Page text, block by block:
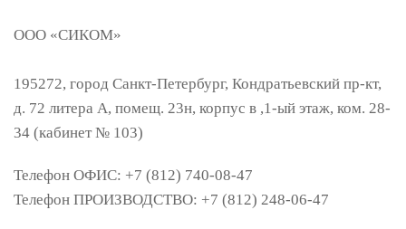
ООО «СИКОМ»
195272, город Санкт-Петербург, Кондратьевский пр-кт,
д. 72 литера А, помещ. 23н, корпус в ,1-ый этаж, ком. 28-
34 (кабинет № 103)
Телефон ОФИС: +7 (812) 740-08-47
Телефон ПРОИЗВОДСТВО: +7 (812) 248-06-47